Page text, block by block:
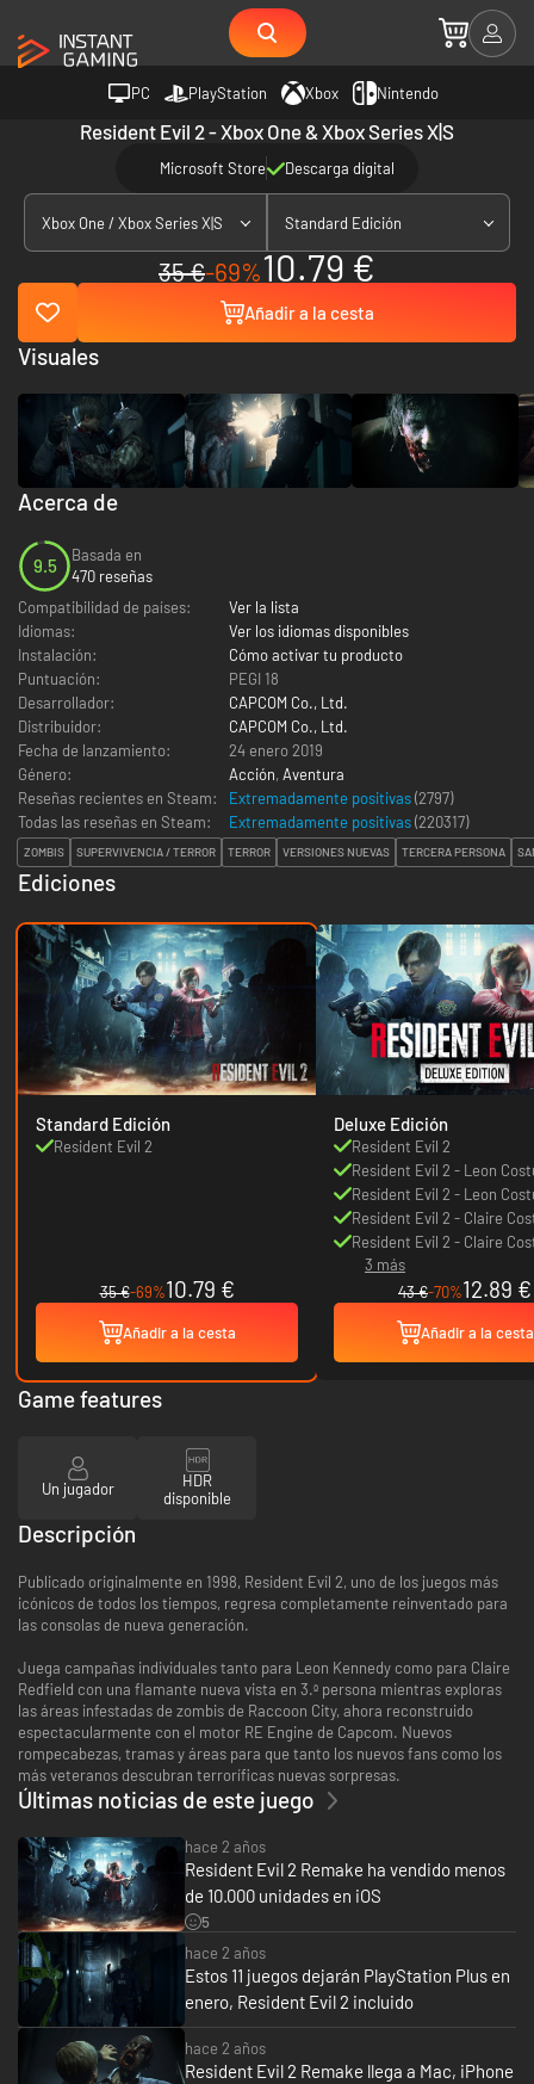
PC PlayStation Xbox Nintendo
Resident Evil 2 - Xbox One & Xbox Series X|S
Microsoft Store Descarga digital
Xbox One / Xbox Series X|S Standard Edición
35 €-69%10.79 €
Añadir a la cesta
Acerca de
9.5
Basada en
470 reseñas
Compatibilidad de países:
Ver la lista
Idiomas:
Ver los idiomas disponibles
Instalación:
Cómo activar tu producto
Puntuación:
PEGI 18
Desarrollador:
CAPCOM Co., Ltd.
Distribuidor:
CAPCOM Co., Ltd.
Fecha de lanzamiento:
24 enero 2019
Género:
Acción, Aventura
Reseñas recientes en Steam:
Extremadamente positivas(2797)
Todas las reseñas en Steam:
Extremadamente positivas(220317)
ZOMBIS SUPERVIVENCIA / TERROR TERROR VERSIONES NUEVAS TERCERA PERSONA
Ediciones
Standard Edición
Resident Evil 2
35 €-69%10.79 €
Añadir a la cesta
Deluxe Edición
Resident Evil 2
Resident Evil 2 - Leon
Arklay Sheriff
Resident Evil 2 - Leon
Noir
Resident Evil 2 - Claire
Military
Resident Evil 2 - Claire
Noir
3 más
43 €-70%12.89 €
Añadir a la cesta
Visuales
Game features
Un jugador
HDR
disponible
Descripción
Publicado originalmente en 1998, Resident Evil 2, uno de los juegos más
icónicos de todos los tiempos, regresa completamente reinventado para
las consolas de nueva generación.
Juega campañas individuales tanto para Leon Kennedy como para Claire
Redfield con una flamante nueva vista en 3.ª persona mientras exploras
las áreas infestadas de zombis de Raccoon City, ahora reconstruido
espectacularmente con el motor RE Engine de Capcom. Nuevos
rompecabezas, tramas y áreas para que tanto los nuevos fans como los
más veteranos descubran terroríficas nuevas sorpresas.
Últimas noticias de este juego
hace 2 años
Resident Evil 2 Remake ha vendido menos
de 10.000 unidades en iOS
5
hace 2 años
Estos 11 juegos dejarán PlayStation Plus en
enero, Resident Evil 2 incluido
hace 2 años
Resident Evil 2 Remake llega a Mac, iPhone